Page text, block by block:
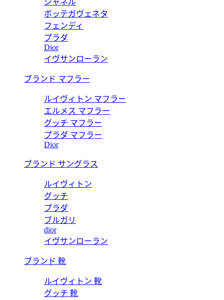
ボッテガヴェネタ
フェンディ
プラダ
Dior
イヴサンローラン
ブランド マフラー
ルイヴィトン マフラー
エルメス マフラー
グッチ マフラー
プラダ マフラー
Dior
ブランド サングラス
ルイヴィトン
グッチ
プラダ
ブルガリ
dior
イヴサンローラン
ブランド 靴
ルイヴィトン 靴
グッチ 靴